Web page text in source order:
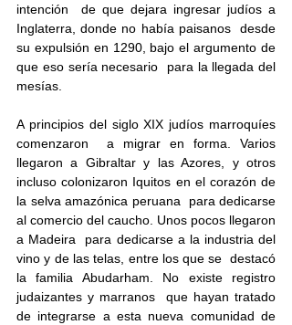
intención  de que dejara ingresar judíos a
Inglaterra, donde no había paisanos  desde
su expulsión en 1290, bajo el argumento de
que eso sería necesario  para la llegada del
mesías.
A principios del siglo XIX judíos marroquíes
comenzaron  a migrar en forma. Varios
llegaron a Gibraltar y las Azores, y otros
incluso colonizaron Iquitos en el corazón de
la selva amazónica peruana  para dedicarse
al comercio del caucho. Unos pocos llegaron
a Madeira  para dedicarse a la industria del
vino y de las telas, entre los que se  destacó
la familia Abudarham. No existe registro
judaizantes y marranos  que hayan tratado
de integrarse a esta nueva comunidad de